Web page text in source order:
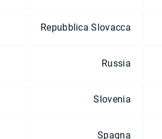
Repubblica Slovacca
Russia
Slovenia
Spagna